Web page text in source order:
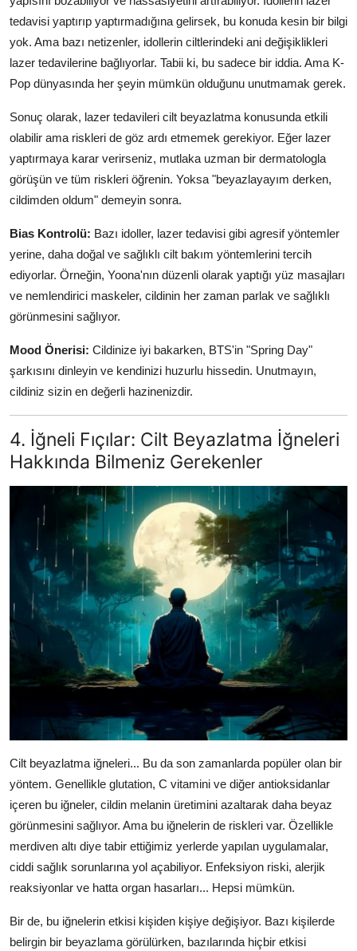
tedavisi yaptırıp yaptırmadığına gelirsek, bu konuda kesin bir bilgi
yok. Ama bazı netizenler, idollerin ciltlerindeki ani değişiklikleri
lazer tedavilerine bağlıyorlar. Tabii ki, bu sadece bir iddia. Ama K-
Pop dünyasında her şeyin mümkün olduğunu unutmamak gerek.
Sonuç olarak, lazer tedavileri cilt beyazlatma konusunda etkili
olabilir ama riskleri de göz ardı etmemek gerekiyor. Eğer lazer
yaptırmaya karar verirseniz, mutlaka uzman bir dermatologla
görüşün ve tüm riskleri öğrenin. Yoksa "beyazlayayım derken,
cildimden oldum" demeyin sonra.
Bias Kontrolü: Bazı idoller, lazer tedavisi gibi agresif yöntemler
yerine, daha doğal ve sağlıklı cilt bakım yöntemlerini tercih
ediyorlar. Örneğin, Yoona'nın düzenli olarak yaptığı yüz masajları
ve nemlendirici maskeler, cildinin her zaman parlak ve sağlıklı
görünmesini sağlıyor.
Mood Önerisi: Cildinize iyi bakarken, BTS'in "Spring Day"
şarkısını dinleyin ve kendinizi huzurlu hissedin. Unutmayın,
cildiniz sizin en değerli hazinenizdir.
4. İğneli Fıçılar: Cilt Beyazlatma İğneleri
Hakkında Bilmeniz Gerekenler
Cilt beyazlatma iğneleri... Bu da son zamanlarda popüler olan bir
yöntem. Genellikle glutation, C vitamini ve diğer antioksidanlar
içeren bu iğneler, cildin melanin üretimini azaltarak daha beyaz
görünmesini sağlıyor. Ama bu iğnelerin de riskleri var. Özellikle
merdiven altı diye tabir ettiğimiz yerlerde yapılan uygulamalar,
ciddi sağlık sorunlarına yol açabiliyor. Enfeksiyon riski, alerjik
reaksiyonlar ve hatta organ hasarları... Hepsi mümkün.
Bir de, bu iğnelerin etkisi kişiden kişiye değişiyor. Bazı kişilerde
belirgin bir beyazlama görülürken, bazılarında hiçbir etkisi